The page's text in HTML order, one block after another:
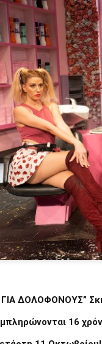
ΔΟΛΟΦΟΝΟΥΣ”
16